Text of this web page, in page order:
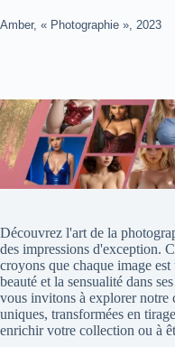
Amber, « Photographie »,
Découvrez l'art de la
des impressions d'exception.
croyons que chaque image
beauté et la sensualité dans
vous invitons à explorer notre
uniques, transformées en
enrichir votre collection ou à